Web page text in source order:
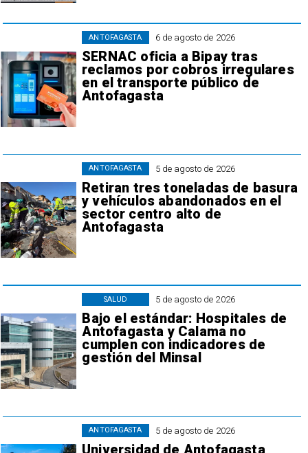
6 de agosto de 2026
SERNAC oficia a Bipay tras
reclamos por cobros irregulares
en el transporte público de
Antofagasta
ANTOFAGASTA
5 de agosto de 2026
Retiran tres toneladas de basura
y vehículos abandonados en el
sector centro alto de
Antofagasta
ANTOFAGASTA
5 de agosto de 2026
Bajo el estándar: Hospitales de
Antofagasta y Calama no
cumplen con indicadores de
gestión del Minsal
SALUD
5 de agosto de 2026
Universidad de Antofagasta
ANTOFAGASTA